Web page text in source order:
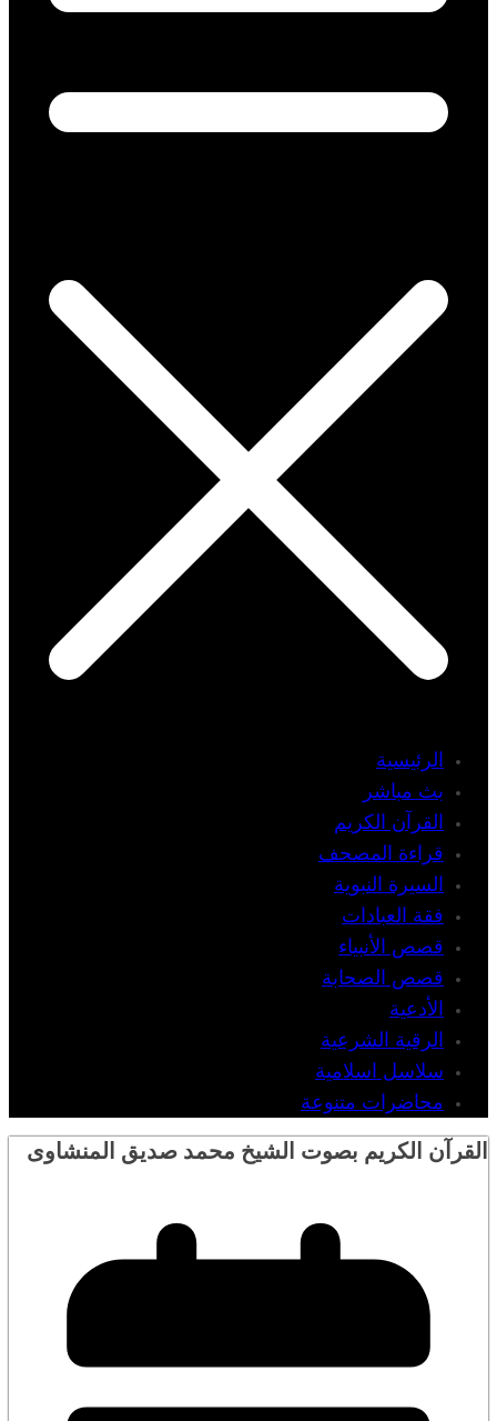
الرئيسية
بث مباشر
القرآن الكريم
قراءة المصحف
السيرة النبوية
فقة العبادات
قصص الأنبياء
قصص الصحابة
الأدعية
الرقية الشرعية
سلاسل اسلامية
محاضرات متنوعة
القرآن الكريم بصوت الشيخ محمد صديق المنشاوى